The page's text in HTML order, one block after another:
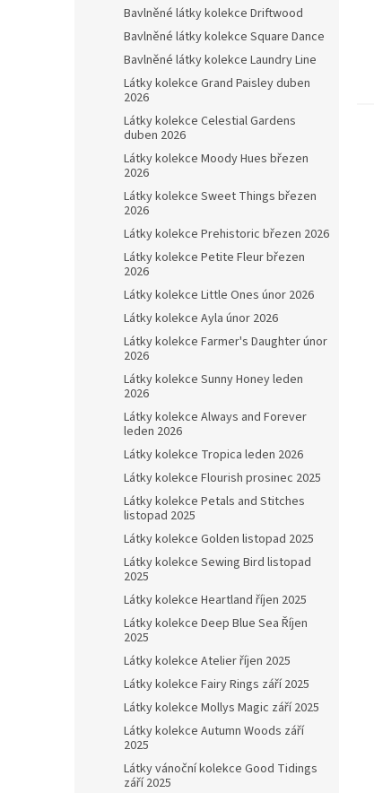
Bavlněné látky kolekce Driftwood
Bavlněné látky kolekce Square Dance
Bavlněné látky kolekce Laundry Line
Látky kolekce Grand Paisley duben
2026
Látky kolekce Celestial Gardens
duben 2026
Látky kolekce Moody Hues březen
2026
Látky kolekce Sweet Things březen
2026
Látky kolekce Prehistoric březen 2026
Látky kolekce Petite Fleur březen
2026
Látky kolekce Little Ones únor 2026
Látky kolekce Ayla únor 2026
Látky kolekce Farmer's Daughter únor
2026
Látky kolekce Sunny Honey leden
2026
Látky kolekce Always and Forever
leden 2026
Látky kolekce Tropica leden 2026
Látky kolekce Flourish prosinec 2025
Látky kolekce Petals and Stitches
listopad 2025
Látky kolekce Golden listopad 2025
Látky kolekce Sewing Bird listopad
2025
Látky kolekce Heartland říjen 2025
Látky kolekce Deep Blue Sea Říjen
2025
Látky kolekce Atelier říjen 2025
Látky kolekce Fairy Rings září 2025
Látky kolekce Mollys Magic září 2025
Látky kolekce Autumn Woods září
2025
Látky vánoční kolekce Good Tidings
září 2025